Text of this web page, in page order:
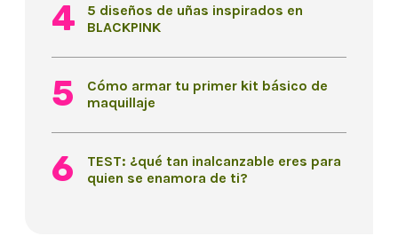
5 diseños de uñas inspirados en
BLACKPINK
Cómo armar tu primer kit básico de
maquillaje
TEST: ¿qué tan inalcanzable eres para
quien se enamora de ti?